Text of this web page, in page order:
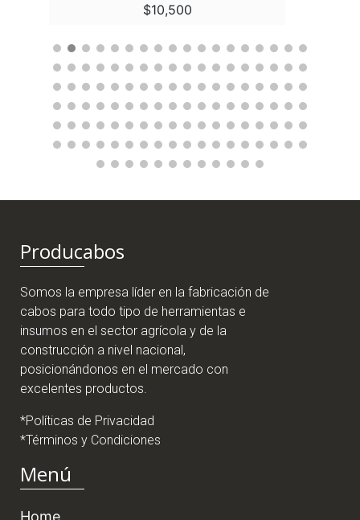
$10,500
Producabos
Somos la empresa líder en la fabricación de
cabos para todo tipo de herramientas e
insumos en el sector agrícola y de la
construcción a nivel nacional,
posicionándonos en el mercado con
excelentes productos.
*Políticas de Privacidad
*Términos y Condiciones
Menú
Home